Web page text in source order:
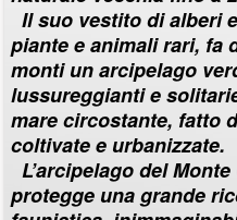
Il suo vestito di alberi
piante e animali rari, fa
monti un arcipelago
lussureggianti e
mare circostante, fatto
coltivate e urbanizzate.
L’arcipelago del
protegge una grande